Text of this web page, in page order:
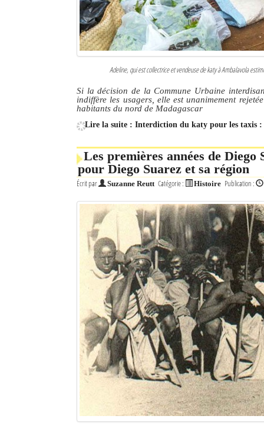
Adeline, qui est collectrice et vendeuse de katy à Ambalavola
Si la décision de la Commune Urbaine
indiffère les usagers, elle est unanimement
habitants du nord de Madagascar
Lire la suite : Interdiction du katy pour les taxis :
Les premières années de
pour Diego Suarez et sa région
Écrit par Suzanne Reutt Catégorie : Histoire Publication :